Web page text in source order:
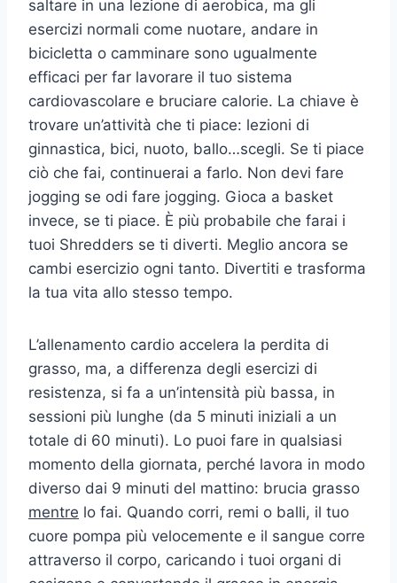
saltare in una lezione di aerobica, ma gli
esercizi normali come nuotare, andare in
bicicletta o camminare sono ugualmente
efficaci per far lavorare il tuo sistema
cardiovascolare e bruciare calorie. La chiave è
trovare un’attività che ti piace: lezioni di
ginnastica, bici, nuoto, ballo…scegli. Se ti piace
ciò che fai, continuerai a farlo. Non devi fare
jogging se odi fare jogging. Gioca a basket
invece, se ti piace. È più probabile che farai i
tuoi Shredders se ti diverti. Meglio ancora se
cambi esercizio ogni tanto. Divertiti e trasforma
la tua vita allo stesso tempo.
L’allenamento cardio accelera la perdita di
grasso, ma, a differenza degli esercizi di
resistenza, si fa a un’intensità più bassa, in
sessioni più lunghe (da 5 minuti iniziali a un
totale di 60 minuti). Lo puoi fare in qualsiasi
momento della giornata, perché lavora in modo
diverso dai 9 minuti del mattino: brucia grasso
mentre lo fai. Quando corri, remi o balli, il tuo
cuore pompa più velocemente e il sangue corre
attraverso il corpo, caricando i tuoi organi di